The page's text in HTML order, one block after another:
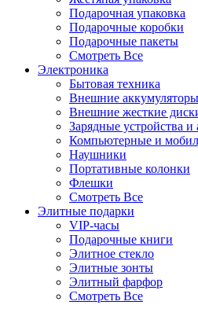
Подарочная упаковка
Подарочные коробки
Подарочные пакеты
Смотреть Все
Электроника
Бытовая техника
Внешние аккумуляторы
Внешние жесткие
Зарядные устройства и
Компьютерные и
Наушники
Портативные колонки
Флешки
Смотреть Все
Элитные подарки
VIP-часы
Подарочные книги
Элитное стекло
Элитные зонты
Элитный фарфор
Смотреть Все